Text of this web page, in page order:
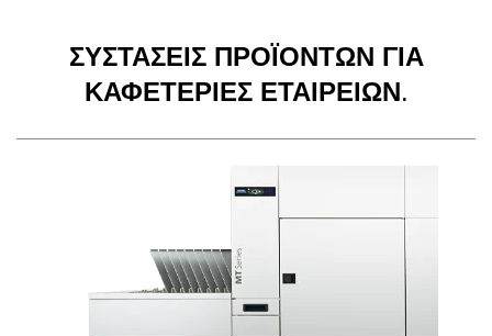
ΣΥΣΤΑΣΕΙΣ ΠΡΟΪΟΝΤΩΝ ΓΙΑ
ΚΑΦΕΤΕΡΙΕΣ ΕΤΑΙΡΕΙΩΝ.